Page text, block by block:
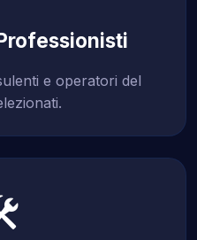
e operatori del